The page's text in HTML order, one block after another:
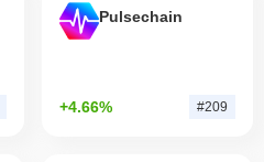
Pulsechain
+4.66% #209